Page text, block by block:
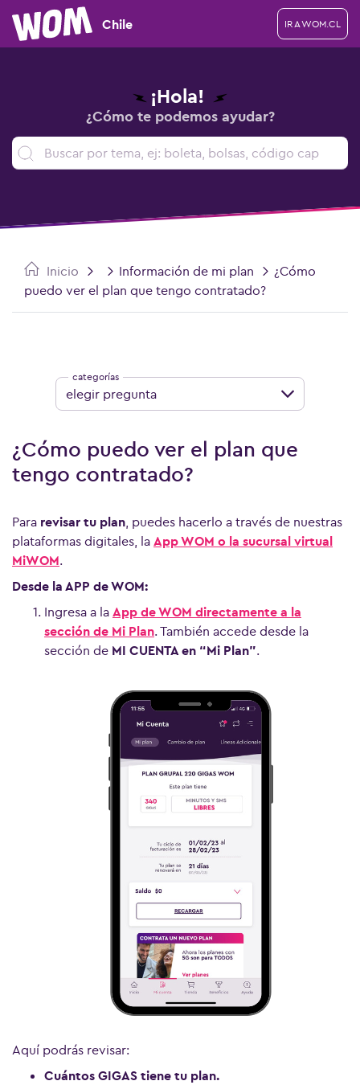
Chile IR A WOM.CL
¡Hola!
¿Cómo te podemos ayudar?
Inicio Información de mi plan
¿Cómo
puedo ver el plan que tengo contratado?
¿Cómo puedo ver el plan que
tengo contratado?
Para revisar tu plan, puedes hacerlo a través de nuestras
plataformas digitales, la App WOM o la sucursal virtual
MiWOM.
Desde la APP de WOM:
Ingresa a la App de WOM directamente a la
sección de Mi Plan. También accede desde la
sección de MI CUENTA en “Mi Plan”.
Aquí podrás revisar:
Cuántos GIGAS tiene tu plan.
elegir pregunta